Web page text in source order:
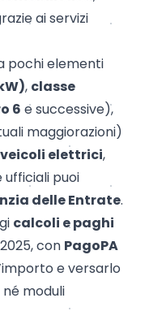
ai servizi
pochi elementi
, classe
6 e successive),
maggiorazioni)
veicoli elettrici,
ufficiali puoi
delle Entrate.
calcoli e paghi
con PagoPA
e versarlo
moduli